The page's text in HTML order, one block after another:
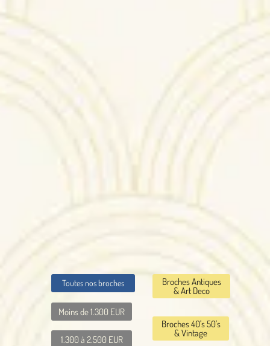
Broches Antiques
& Art Deco
Broches 40's 50's
& Vintage
Toutes nos broches
Moins de 1.300 EUR
1.300 à 2.500 EUR